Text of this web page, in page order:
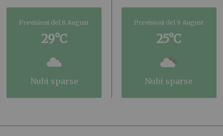
Previsioni del 8 August
29°C
nubi sparse
Previsioni del 9 August
25°C
nubi sparse